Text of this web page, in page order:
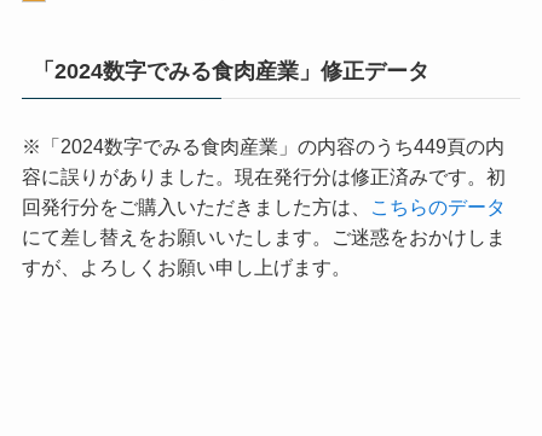
「2024数字でみる食肉産業」修正データ
※「2024数字でみる食肉産業」の内容のうち449頁の内
容に誤りがありました。現在発行分は修正済みです。初
回発行分をご購入いただきました方は、
こちらのデータ
にて差し替えをお願いいたします。ご迷惑をおかけしま
すが、よろしくお願い申し上げます。